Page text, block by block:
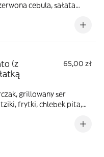
cebula, sałata
(z
65,00 zł
grillowany ser
pita,